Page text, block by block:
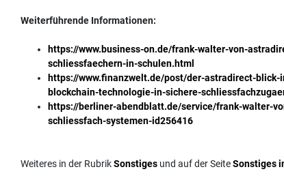
Weiterführende Informationen:
https://www.business-on.de/frank-walter-von-
schliessfaechern-in-schulen.html
https://www.finanzwelt.de/post/der-astradirect-
blockchain-technologie-in-sichere-
https://berliner-abendblatt.de/service/frank-walter-
schliessfach-systemen-id256416
Weiteres in der RubrikSonstiges und auf der SeiteSonstiges